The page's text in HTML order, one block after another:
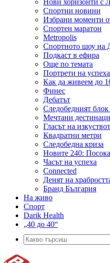
Нови хоризонти с
Спортни новини
Избрани моменти
Спортен маратон
Metropolis
Спортното шоу на
Подкаст в ефира
Още по темата
Портрети на успеха
Как да живеем до
Финес
Дебатът
Следобедният
Мечтани
Гласът на
Квадратни метри
Следобедна криза
Новите 240:
Часът на успеха
Connected
Денят на
Бранд България
На живо
Спорт
Darik Health
„40 до 40“